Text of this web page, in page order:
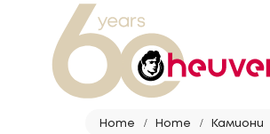
Home Home Камиони